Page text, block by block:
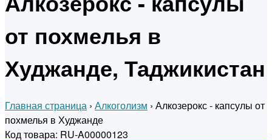
от похмелья в
Худжанде, Таджикистан
Главная страница › Алкоголизм › Алкозерокс - капсулы от
похмелья в Худжанде
Код товара: RU-A00000123